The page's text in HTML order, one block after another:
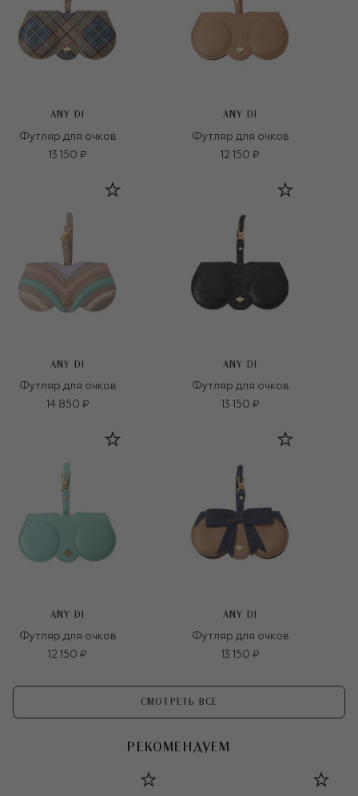
ANY DI
Футляр для очков
13 150 ₽
ANY DI
Футляр для очков
12 150 ₽
ANY DI
Футляр для очков
14 850 ₽
ANY DI
Футляр для очков
13 150 ₽
ANY DI
Футляр для очков
12 150 ₽
ANY DI
Футляр для очков
13 150 ₽
СМОТРЕТЬ ВСЕ
РЕКОМЕНДУЕМ